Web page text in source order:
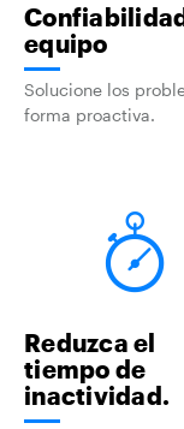
equipo
Solucione los
forma proactiva.
Reduzca el
tiempo de
inactividad.